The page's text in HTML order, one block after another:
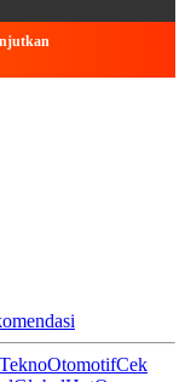
TeknoOtomotifCek